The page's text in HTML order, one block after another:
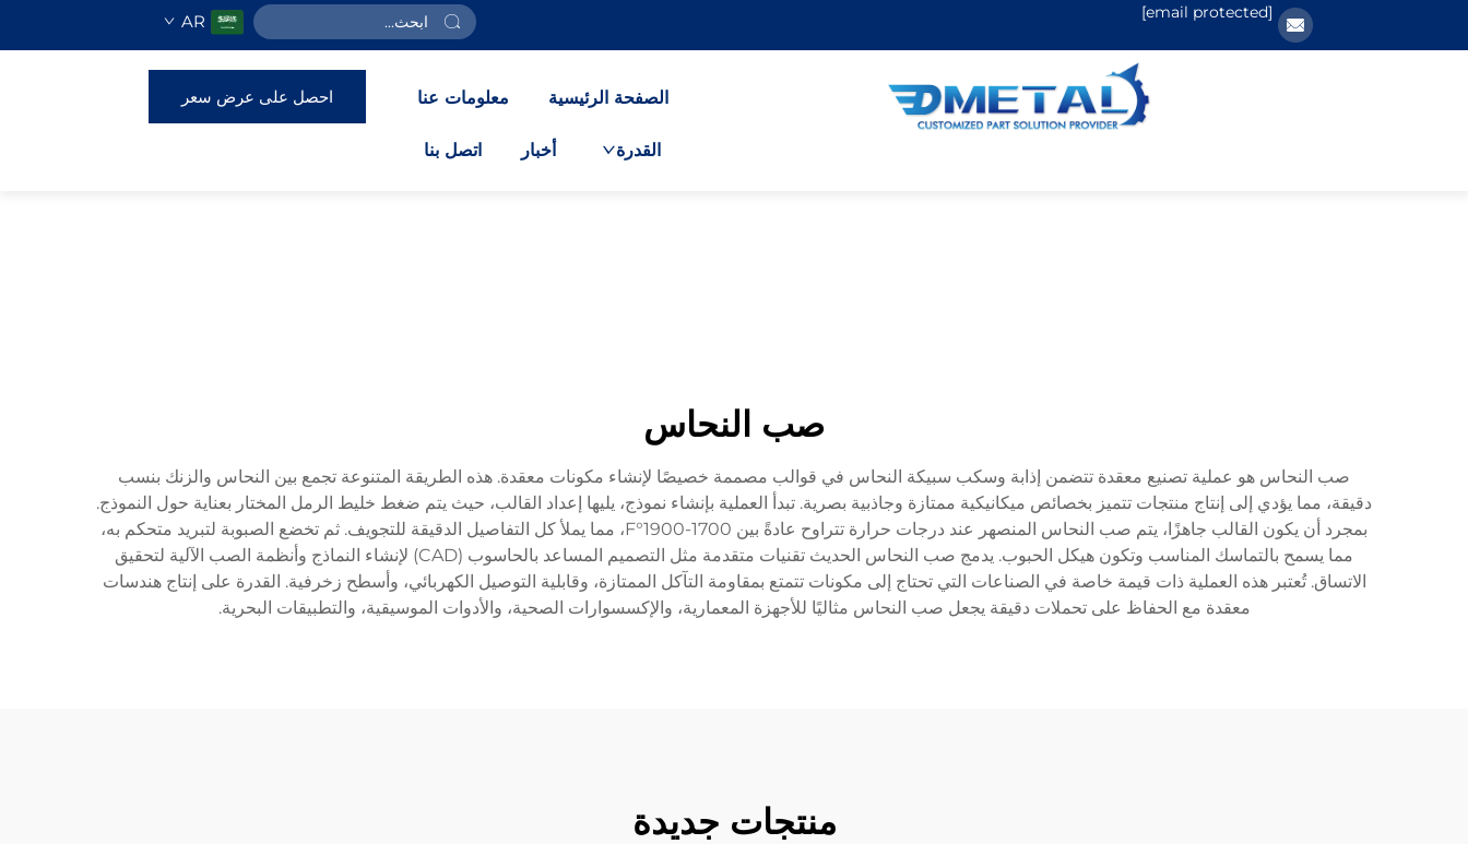
[email protected]
AR
الصفحة الرئيسية معلومات عنا
القدرة أخبار اتصل بنا
احصل على عرض سعر
صب النحاس
صب النحاس هو عملية تصنيع معقدة تتضمن إذابة وسكب سبيكة النحاس في قوالب مصممة خصيصًا لإنشاء مكونات معقدة. هذه الطريقة المتنوعة تجمع بين النحاس والزنك بنسب
دقيقة، مما يؤدي إلى إنتاج منتجات تتميز بخصائص ميكانيكية ممتازة وجاذبية بصرية. تبدأ العملية بإنشاء نموذج، يليها إعداد القالب، حيث يتم ضغط خليط الرمل المختار بعناية حول النموذج.
بمجرد أن يكون القالب جاهزًا، يتم صب النحاس المنصهر عند درجات حرارة تتراوح عادةً بين 1700-1900°F، مما يملأ كل التفاصيل الدقيقة للتجويف. ثم تخضع الصبوبة لتبريد متحكم به،
مما يسمح بالتماسك المناسب وتكون هيكل الحبوب. يدمج صب النحاس الحديث تقنيات متقدمة مثل التصميم المساعد بالحاسوب (CAD) لإنشاء النماذج وأنظمة الصب الآلية لتحقيق
الاتساق. تُعتبر هذه العملية ذات قيمة خاصة في الصناعات التي تحتاج إلى مكونات تتمتع بمقاومة التآكل الممتازة، وقابلية التوصيل الكهربائي، وأسطح زخرفية. القدرة على إنتاج هندسات
معقدة مع الحفاظ على تحملات دقيقة يجعل صب النحاس مثاليًا للأجهزة المعمارية، والإكسسوارات الصحية، والأدوات الموسيقية، والتطبيقات البحرية.
منتجات جديدة